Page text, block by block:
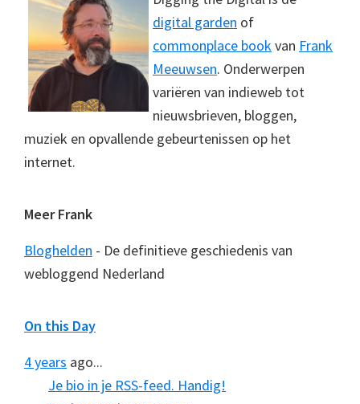
digital garden of
commonplace bookvan Frank
Meeuwsen. Onderwerpen
variëren van indieweb tot
nieuwsbrieven, bloggen,
muziek en opvallende gebeurtenissen op het
internet.
Meer Frank
Bloghelden - De definitieve geschiedenis van
webloggend Nederland
On this Day
4 years ago...
Je bio in je RSS-feed. Handig!